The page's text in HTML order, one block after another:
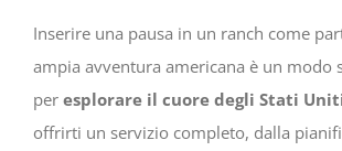
Inserire una pausa in un ranch come
ampia avventura americana è un modo
per esplorare il cuore degli Stati
offrirti un servizio completo, dalla